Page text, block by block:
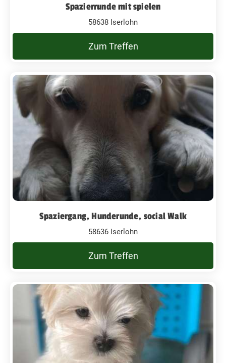
Spazierrunde mit spielen
58638 Iserlohn
Zum Treffen
Spaziergang, Hunderunde, social Walk
58636 Iserlohn
Zum Treffen